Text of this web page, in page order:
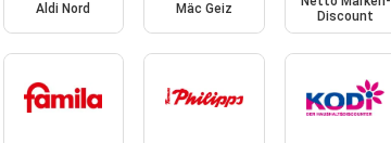
Aldi Nord Mäc Geiz
Discount